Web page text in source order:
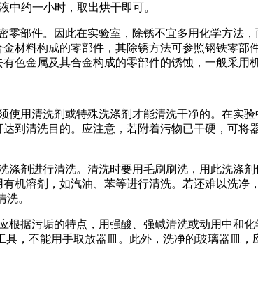
中约一小时，取出烘干即可。
部件。因此在实验室，除锈不宜多用化学方法
材料构成的零部件，其除锈方法可参照钢铁零
色金属及其合金构成的零部件的锈蚀，一般采用
用清洗剂或特殊洗涤剂才能清洗干净的。在实
到清洗目的。应注意，若附着污物已干硬，可将
剂进行清洗。清洗时要用毛刷刷洗，用此洗涤
机溶剂，如汽油、苯等进行清洗。若还难以洗
。
据污垢的特点，用强酸、强碱清洗或动用中和
，不能用手取放器皿。此外，洗净的玻璃器皿，